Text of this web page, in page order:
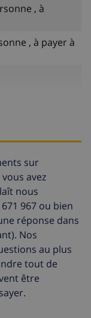
, à
, à payer à
total
sur
avez
nous
967 ou bien
réponse dans
Nos
au plus
tout de
être